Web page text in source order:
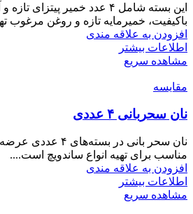
این بسته شامل ۴ عدد خمیر
باکیفیت، خمیرمایه تازه و روغن مرغوب
افزودن به علاقه مندی
اطلاعات بیشتر
مشاهده سریع
مقایسه
نان سحر‌بانی ۴ عددی
نان سحر بانی در
مناسب برای تهیه انواع ساندویچ است....
افزودن به علاقه مندی
اطلاعات بیشتر
مشاهده سریع